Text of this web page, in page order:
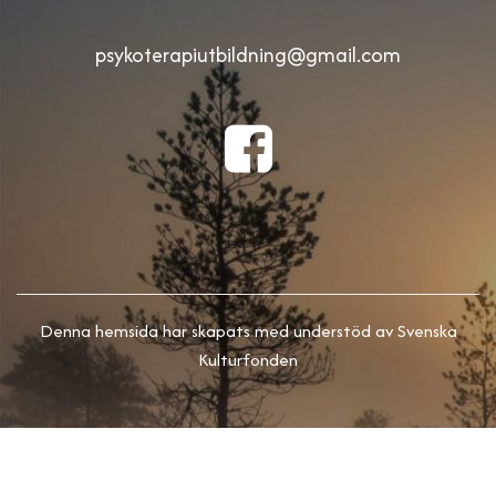
psykoterapiutbildning@gmail.com
Denna hemsida har skapats med understöd av Svenska
Kulturfonden